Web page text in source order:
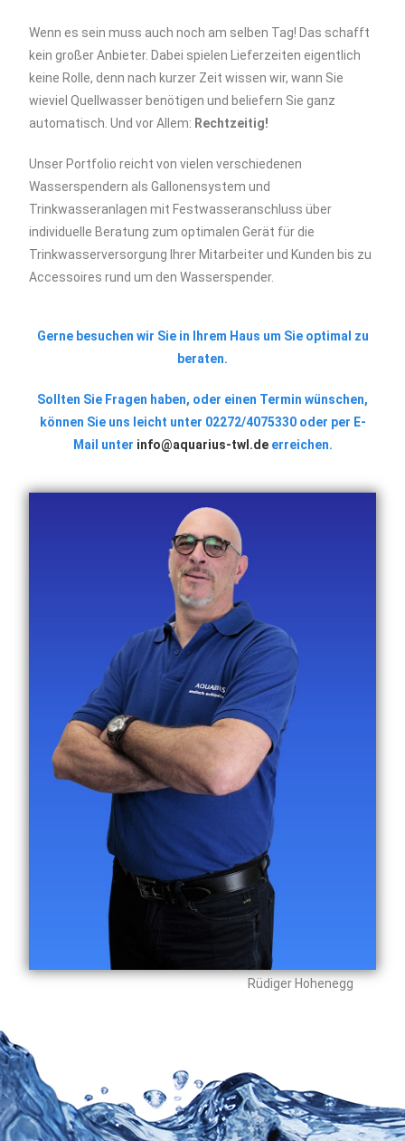
Wenn es sein muss auch noch am selben Tag! Das schafft
kein großer Anbieter. Dabei spielen Lieferzeiten eigentlich
keine Rolle, denn nach kurzer Zeit wissen wir, wann Sie
wieviel Quellwasser benötigen und beliefern Sie ganz
automatisch. Und vor Allem: Rechtzeitig!
Unser Portfolio reicht von vielen verschiedenen
Wasserspendern als Gallonensystem und
Trinkwasseranlagen mit Festwasseranschluss über
individuelle Beratung zum optimalen Gerät für die
Trinkwasserversorgung Ihrer Mitarbeiter und Kunden bis zu
Accessoires rund um den Wasserspender.
Gerne besuchen wir Sie in Ihrem Haus um Sie optimal zu
beraten.
Sollten Sie Fragen haben, oder einen Termin wünschen,
können Sie uns leicht unter 02272/4075330 oder per E-
Mail unter info@aquarius-twl.deerreichen.
Rüdiger Hohenegg